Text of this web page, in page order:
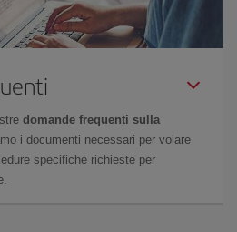
domande frequenti sulla
i documenti necessari per volare
specifiche richieste per